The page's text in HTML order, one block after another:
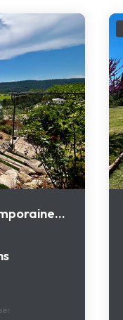
Coup De Coeur - Villa Contemporaine 4 Chambres Avec Vue...